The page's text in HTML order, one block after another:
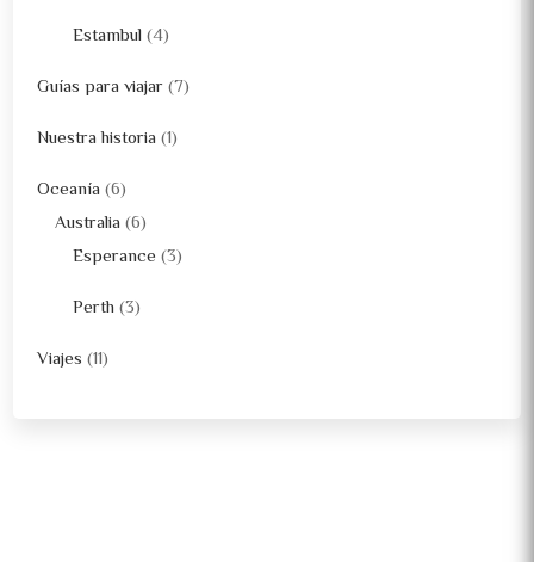
Estambul(4)
Guías para viajar(7)
Nuestra historia (1)
Oceanía (6)
Australia (6)
Esperance (3)
Perth (3)
Viajes (11)